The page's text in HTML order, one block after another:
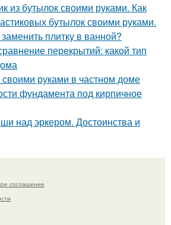
из бутылок своими руками. Как
бутылок своими руками.
плитку в ванной?
перекрытий: какой тип
руками в частном доме
фундамента под кирпичное
над эркером. Достоинства и
соглашение